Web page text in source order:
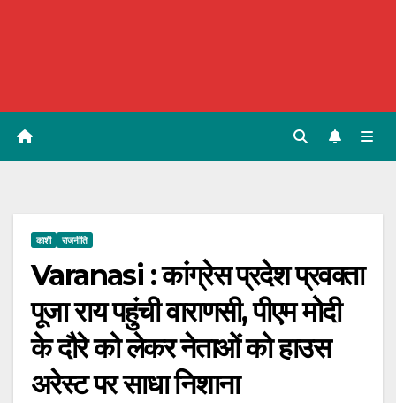
काशी राजनीति
Varanasi : कांग्रेस प्रदेश प्रवक्ता
पूजा राय पहुंची वाराणसी, पीएम मोदी
के दौरे को लेकर नेताओं को हाउस
अरेस्ट पर साधा निशाना